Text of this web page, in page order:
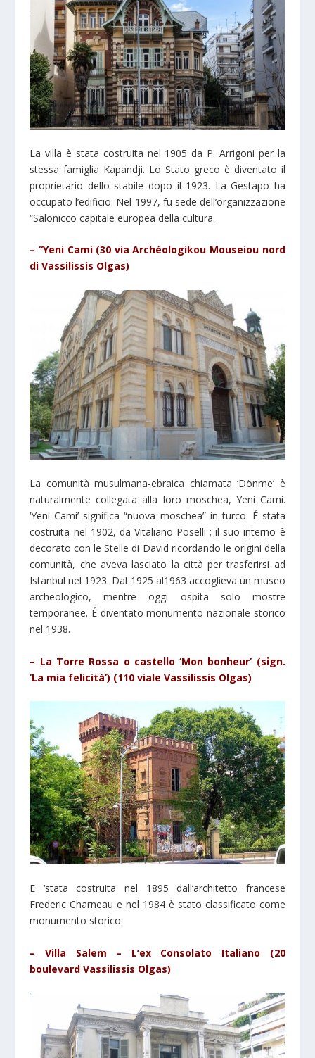
La villa è stata costruita nel 1905 da P. Arrigoni per la
stessa famiglia Kapandji. Lo Stato greco è diventato il
proprietario dello stabile dopo il 1923. La Gestapo ha
occupato l’edificio. Nel 1997, fu sede dell’organizzazione
“Salonicco capitale europea della cultura.
– “Yeni Cami (30 via Archéologikou Mouseiou nord
di Vassilissis Olgas)
La comunità musulmana-ebraica chiamata ‘Dönme’ è
naturalmente collegata alla loro moschea, Yeni Cami.
‘Yeni Cami’ significa “nuova moschea” in turco. É stata
costruita nel 1902, da Vitaliano Poselli ; il suo interno è
decorato con le Stelle di David ricordando le origini della
comunità, che aveva lasciato la città per trasferirsi ad
Istanbul nel 1923. Dal 1925 al1963 accoglieva un museo
archeologico, mentre oggi ospita solo mostre
temporanee. É diventato monumento nazionale storico
nel 1938.
– La Torre Rossa o castello ‘Mon bonheur’ (sign.
‘La mia felicità’) (110 viale Vassilissis Olgas)
E ‘stata costruita nel 1895 dall’architetto francese
Frederic Charneau e nel 1984 è stato classificato come
monumento storico.
– Villa Salem – L’ex Consolato Italiano (20
boulevard Vassilissis Olgas)